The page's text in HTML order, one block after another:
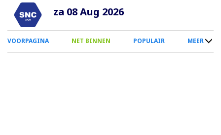
Overslaan
naar
inhoud
za 08 Aug 2026
0
Smartphone
VOORPAGINA NET BINNEN POPULAIR MEER